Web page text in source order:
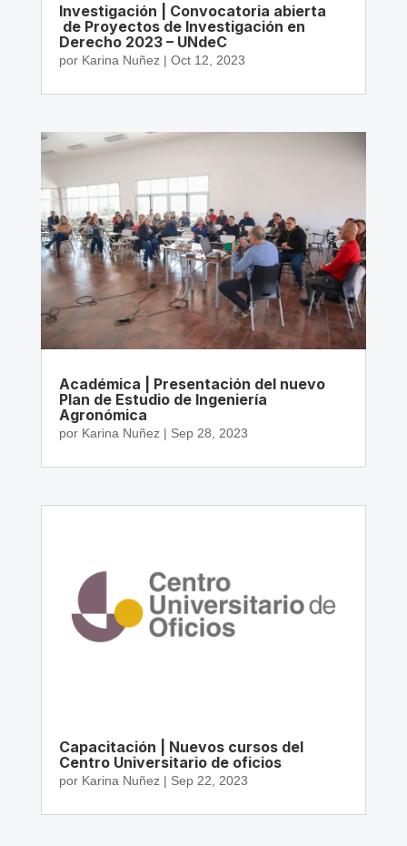
Investigación | Convocatoria abierta
de Proyectos de Investigación en
Derecho 2023 – UNdeC
por Karina Nuñez| Oct 12, 2023
Académica | Presentación del nuevo
Plan de Estudio de Ingeniería
Agronómica
por Karina Nuñez| Sep 28, 2023
Capacitación | Nuevos cursos del
Centro Universitario de oficios
por Karina Nuñez| Sep 22, 2023